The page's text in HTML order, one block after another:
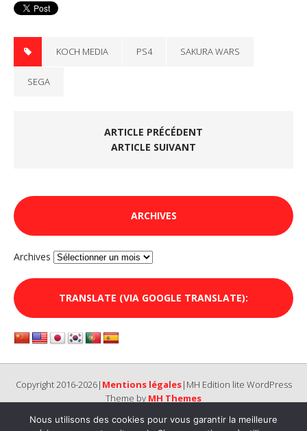
KOCH MEDIA PS4 SAKURA WARS
SEGA
ARTICLE PRÉCÉDENT
ARTICLE SUIVANT
ARCHIVES
Archives
TRANSLATE (VIA GOOGLE TRANSLATE):
Copyright 2016-2026| Mentions légales|MH Edition lite WordPress
Theme by MH Themes
Nous utilisons des cookies pour vous garantir la meilleure